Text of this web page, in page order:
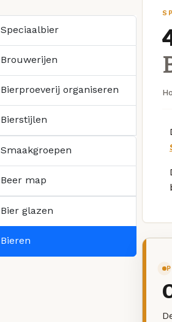
Speciaalbier
Brouwerijen
Bierproeverij organiseren
Bierstijlen
Smaakgroepen
Beer map
Bier glazen
Bieren